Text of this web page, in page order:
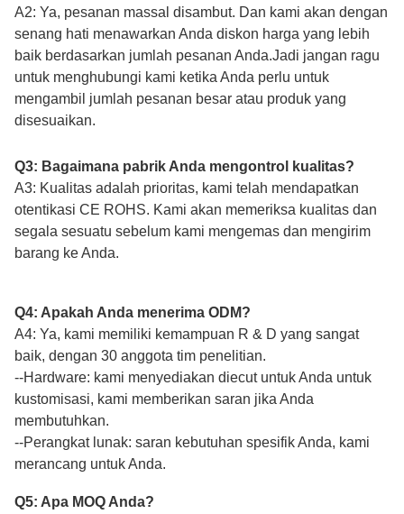
A2: Ya, pesanan massal disambut. Dan kami akan dengan
senang hati menawarkan Anda diskon harga yang lebih
baik berdasarkan jumlah pesanan Anda.Jadi jangan ragu
untuk menghubungi kami ketika Anda perlu untuk
mengambil jumlah pesanan besar atau produk yang
disesuaikan.
Q3: Bagaimana pabrik Anda mengontrol kualitas?
A3: Kualitas adalah prioritas, kami telah mendapatkan
otentikasi CE ROHS. Kami akan memeriksa kualitas dan
segala sesuatu sebelum kami mengemas dan mengirim
barang ke Anda.
Q4: Apakah Anda menerima ODM?
A4: Ya, kami memiliki kemampuan R & D yang sangat
baik, dengan 30 anggota tim penelitian.
--Hardware: kami menyediakan diecut untuk Anda untuk
kustomisasi, kami memberikan saran jika Anda
membutuhkan.
--Perangkat lunak: saran kebutuhan spesifik Anda, kami
merancang untuk Anda.
Q5: Apa MOQ Anda?